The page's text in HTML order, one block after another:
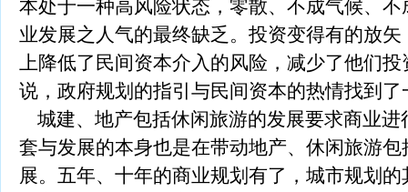
本处于一种高风险状态，零散、不成气候、
业发展之人气的最终缺乏。投资变得有的放
上降低了民间资本介入的风险，减少了他们
说，政府规划的指引与民间资本的热情找到
城建、地产包括休闲旅游的发展要求商业进
套与发展的本身也是在带动地产、休闲旅游
展。五年、十年的商业规划有了，城市规划